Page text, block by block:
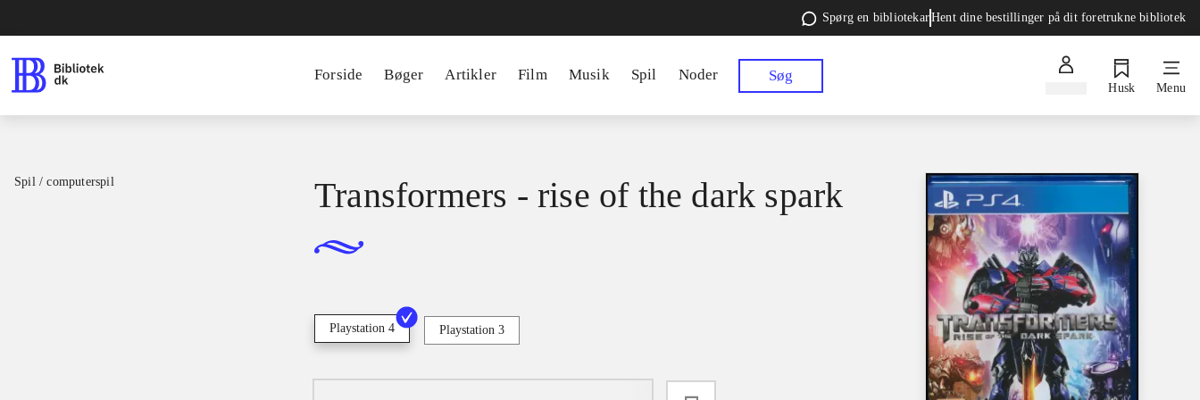
Spørg en bibliotekarHent dine bestillinger på dit foretrukne bibliotek
Forside Bøger Artikler Film Musik Spil Noder Søg
Husk Menu
Spil / computerspil Transformers - rise of the dark spark
Playstation 4 Playstation 3